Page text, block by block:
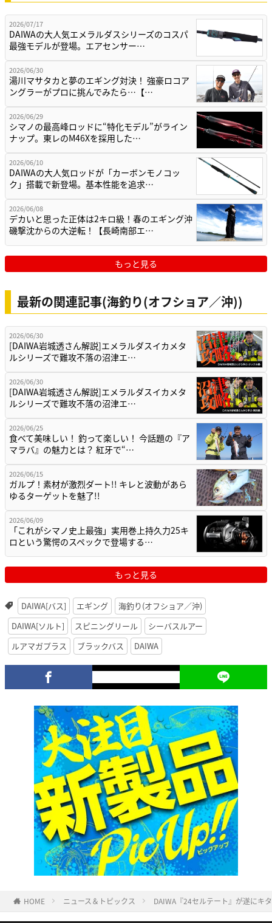
2026/07/17
DAIWAの大人気エメラルダスシリーズのコスパ
最強モデルが登場。エアセンサー…
2026/06/30
湯川マサタカと夢のエギング対決！ 強豪ロコア
ングラーがプロに挑んでみたら…【…
2026/06/29
シマノの最高峰ロッドに“特化モデル”がライン
ナップ。東レのM46Xを採用した…
2026/06/10
DAIWAの大人気ロッドが「カーボンモノコッ
ク」搭載で新登場。基本性能を追求…
2026/06/08
デカいと思った正体は2キロ級！春のエギング沖
磯撃沈からの大逆転！【長崎南部エ…
もっと見る
最新の関連記事(海釣り(オフショア／沖))
2026/06/30
[DAIWA岩城透さん解説]エメラルダスイカメタ
ルシリーズで難攻不落の沼津エ…
2026/06/30
[DAIWA岩城透さん解説]エメラルダスイカメタ
ルシリーズで難攻不落の沼津エ…
2026/06/25
食べて美味しい！ 釣って楽しい！ 今話題の『ア
マラバ』の魅力とは？ 紅牙で“…
2026/06/15
ガルプ！素材が激烈ダート!! キレと波動があら
ゆるターゲットを魅了!!
2026/06/09
「これがシマノ史上最強」実用巻上持久力25キ
ロという驚愕のスペックで登場する…
もっと見る
DAIWA[バス] エギング
海釣り(オフショア／沖)
DAIWA[ソルト]
スピニングリール
シーバスルアー
ルアマガプラス
ブラックバス DAIWA
HOME ニュース＆トピックス DAIWA『24セルテート』が遂にキ